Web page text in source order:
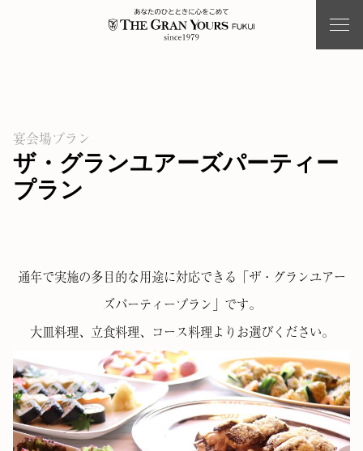
宴会場プラン
ザ・グランユアーズパーティー
プラン
通年で実施の多目的な用途に対応できる「ザ・グランユアー
ズパーティープラン」です。
大皿料理、立食料理、コース料理よりお選びください。